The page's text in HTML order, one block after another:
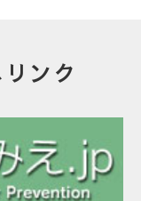
ンク